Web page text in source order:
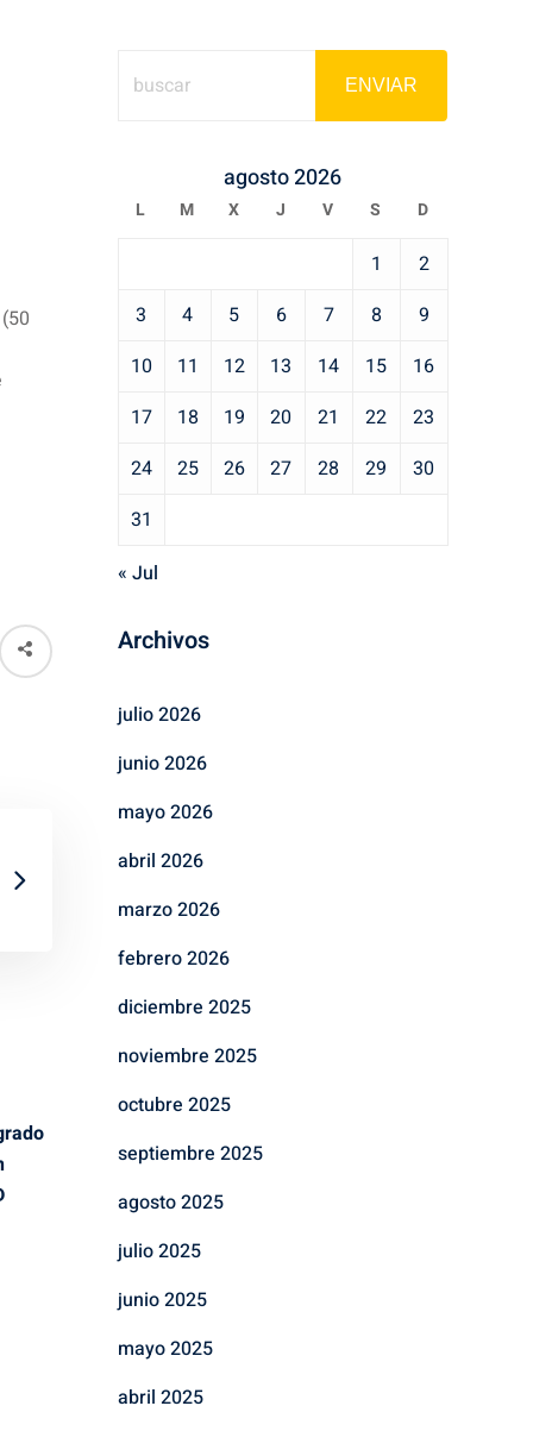
ENVIAR
agosto 2026
L M X J V S D
1
2
3
4 5 6 7 8
9
10
11 12 13 14 15
16
17
18 19 20 21 22
23
24
25 26 27 28 29
30
31
« Jul
Archivos
julio 2026
junio 2026
mayo 2026
abril 2026
marzo 2026
febrero 2026
diciembre 2025
noviembre 2025
octubre 2025
septiembre 2025
agosto 2025
julio 2025
junio 2025
mayo 2025
abril 2025